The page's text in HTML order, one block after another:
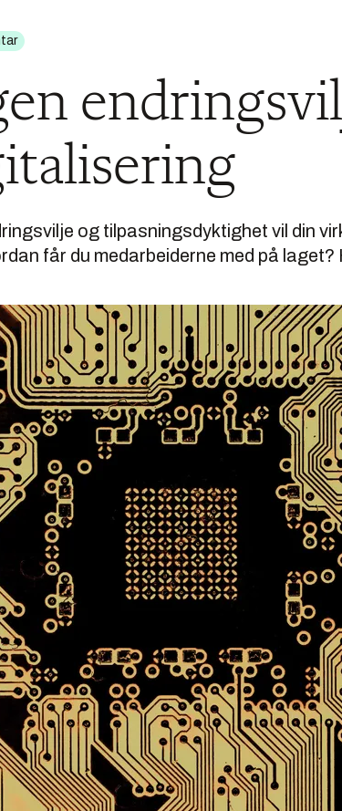
og tilpasningsdyktighet vil din
får du medarbeiderne med på